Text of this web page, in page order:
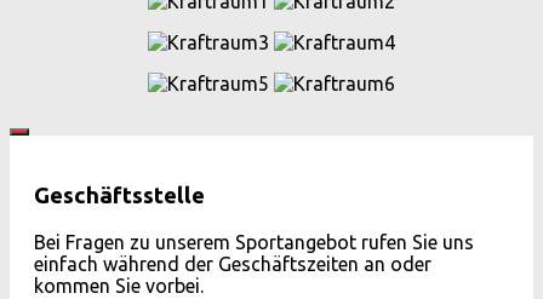
Geschäftsstelle
Bei Fragen zu unserem Sportangebot rufen Sie uns
einfach während der Geschäftszeiten an oder
kommen Sie vorbei.